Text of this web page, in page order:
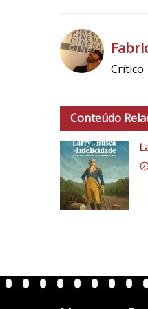
p
:
/
/
i
p
Crítico
Conteúdo